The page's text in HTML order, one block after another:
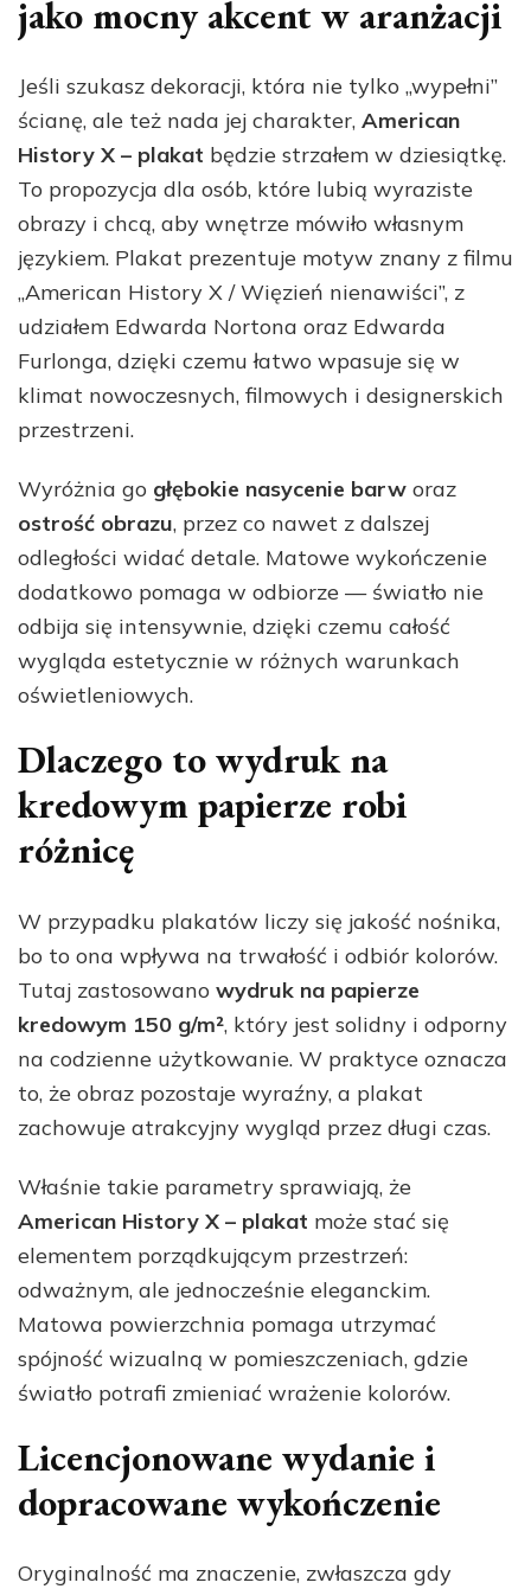
jako mocny akcent w aranżacji
Jeśli szukasz dekoracji, która nie tylko „wypełni”
ścianę, ale też nada jej charakter, American
History X – plakat będzie strzałem w dziesiątkę.
To propozycja dla osób, które lubią wyraziste
obrazy i chcą, aby wnętrze mówiło własnym
językiem. Plakat prezentuje motyw znany z filmu
„American History X / Więzień nienawiści”, z
udziałem Edwarda Nortona oraz Edwarda
Furlonga, dzięki czemu łatwo wpasuje się w
klimat nowoczesnych, filmowych i designerskich
przestrzeni.
Wyróżnia go głębokie nasycenie barw oraz
ostrość obrazu, przez co nawet z dalszej
odległości widać detale. Matowe wykończenie
dodatkowo pomaga w odbiorze — światło nie
odbija się intensywnie, dzięki czemu całość
wygląda estetycznie w różnych warunkach
oświetleniowych.
Dlaczego to wydruk na
kredowym papierze robi
różnicę
W przypadku plakatów liczy się jakość nośnika,
bo to ona wpływa na trwałość i odbiór kolorów.
Tutaj zastosowano wydruk na papierze
kredowym 150 g/m², który jest solidny i odporny
na codzienne użytkowanie. W praktyce oznacza
to, że obraz pozostaje wyraźny, a plakat
zachowuje atrakcyjny wygląd przez długi czas.
Właśnie takie parametry sprawiają, że
American History X – plakat może stać się
elementem porządkującym przestrzeń:
odważnym, ale jednocześnie eleganckim.
Matowa powierzchnia pomaga utrzymać
spójność wizualną w pomieszczeniach, gdzie
światło potrafi zmieniać wrażenie kolorów.
Licencjonowane wydanie i
dopracowane wykończenie
Oryginalność ma znaczenie, zwłaszcza gdy